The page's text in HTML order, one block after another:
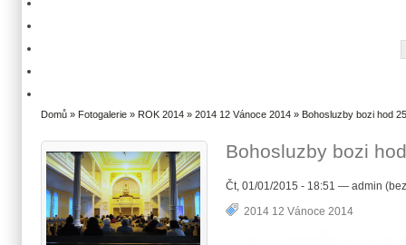
Domů » Fotogalerie » ROK 2014 » 2014 12 Vánoce 2014 » Bohosluzby bozi hod
Bohosluzby bozi
Čt, 01/01/2015 - 18:51 — admin
2014 12 Vánoce 2014